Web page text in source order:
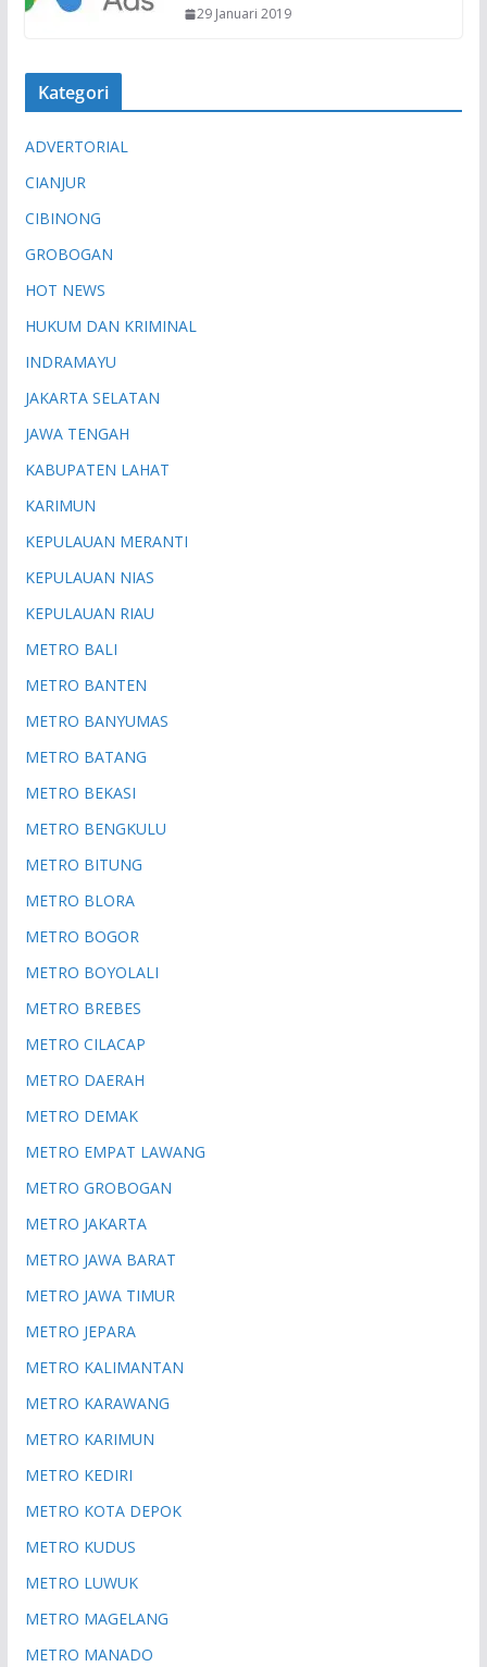
29 Januari 2019
Kategori
ADVERTORIAL
CIANJUR
CIBINONG
GROBOGAN
HOT NEWS
HUKUM DAN KRIMINAL
INDRAMAYU
JAKARTA SELATAN
JAWA TENGAH
KABUPATEN LAHAT
KARIMUN
KEPULAUAN MERANTI
KEPULAUAN NIAS
KEPULAUAN RIAU
METRO BALI
METRO BANTEN
METRO BANYUMAS
METRO BATANG
METRO BEKASI
METRO BENGKULU
METRO BITUNG
METRO BLORA
METRO BOGOR
METRO BOYOLALI
METRO BREBES
METRO CILACAP
METRO DAERAH
METRO DEMAK
METRO EMPAT LAWANG
METRO GROBOGAN
METRO JAKARTA
METRO JAWA BARAT
METRO JAWA TIMUR
METRO JEPARA
METRO KALIMANTAN
METRO KARAWANG
METRO KARIMUN
METRO KEDIRI
METRO KOTA DEPOK
METRO KUDUS
METRO LUWUK
METRO MAGELANG
METRO MANADO